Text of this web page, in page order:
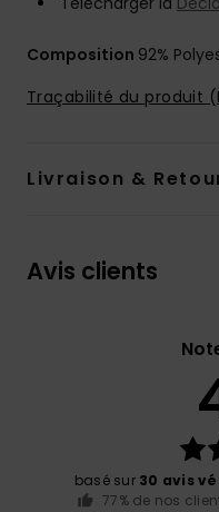
Composition 92%
Traçabilité du produit
Livraison &
Avis clients
basé sur 30 avis
77% de nos